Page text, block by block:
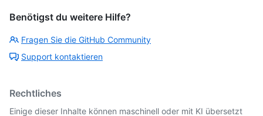
Benötigst du weitere Hilfe?
Fragen Sie die GitHub Community
Support kontaktieren
Rechtliches
Einige dieser Inhalte können maschinell oder mit KI übersetzt